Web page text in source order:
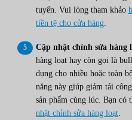
tuyến. Vui lòng tham khảo
tiền tệ cho cửa hàng.
Cập nhật chỉnh sửa hàng
hàng loạt hay còn gọi là
dụng cho nhiều hoặc toàn
năng này giúp giảm tải
sản phẩm cùng lúc. Bạn có
nhật chỉnh sửa hàng loạt